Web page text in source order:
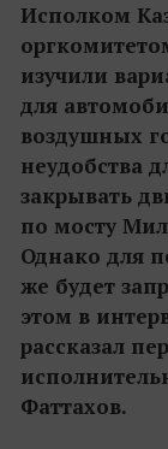
Исполком
изучили
для
воздушных
неудобства
закрывать
по мосту
Однако для
же будет
этом в
рассказал
Фаттахов.